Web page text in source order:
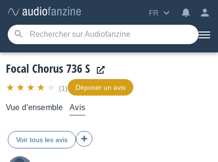
FR
Focal Chorus 736 S
(1) Déposer un avis
Vue d’ensemble Avis
Voir tous les avis